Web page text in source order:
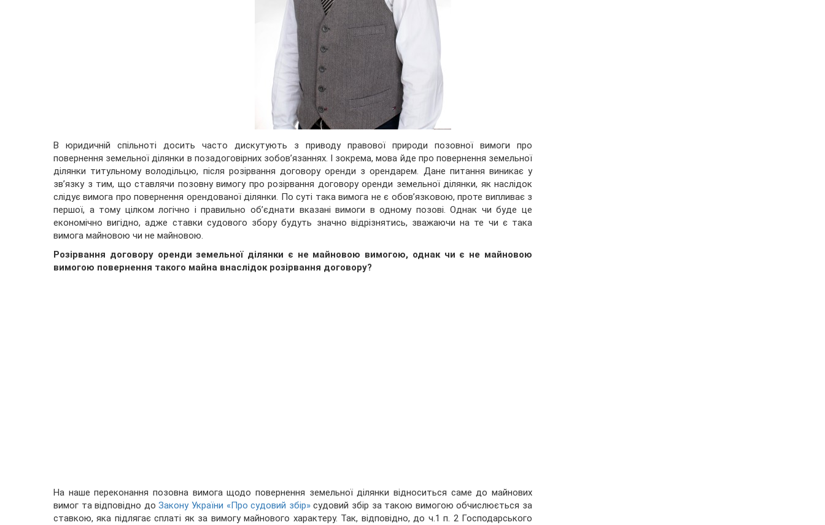
В юридичній спільноті досить часто дискутують з приводу правової природи позовної вимоги про
повернення земельної ділянки в позадоговірних зобов’язаннях. І зокрема, мова йде про повернення земельної
ділянки титульному володільцю, після розірвання договору оренди з орендарем. Дане питання виникає у
зв’язку з тим, що ставлячи позовну вимогу про розірвання договору оренди земельної ділянки, як наслідок
слідує вимога про повернення орендованої ділянки. По суті така вимога не є обов’язковою, проте випливає з
першої, а тому цілком логічно і правильно об’єднати вказані вимоги в одному позові. Однак чи буде це
економічно вигідно, адже ставки судового збору будуть значно відрізнятись, зважаючи на те чи є така
вимога майновою чи не майновою.
Розірвання договору оренди земельної ділянки є не майновою вимогою, однак чи є не майновою
вимогою повернення такого майна внаслідок розірвання договору?
На наше переконання позовна вимога щодо повернення земельної ділянки відноситься саме до майнових
вимог та відповідно доЗакону України «Про судовий збір»судовий збір за такою вимогою обчислюється за
ставкою, яка підлягає сплаті як за вимогу майнового характеру. Так, відповідно, до ч.1 п. 2 Господарського